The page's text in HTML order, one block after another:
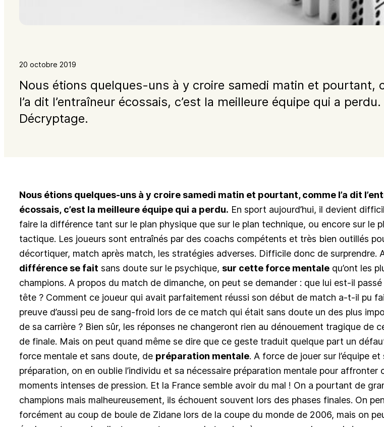
20 octobre 2019
Nous étions quelques-uns à y croire samedi matin et pourtant,
l’a dit l’entraîneur écossais, c’est la meilleure équipe qui a perdu.
Décryptage.
Nous étions quelques-uns à y croire samedi matin et pourtant, comme l’a dit
écossais, c’est la meilleure équipe qui a perdu. En sport aujourd’hui, il devient
faire la différence tant sur le plan physique que sur le plan technique, ou encore sur le
tactique. Les joueurs sont entraînés par des coachs compétents et très bien outillés
décortiquer, match après match, les stratégies adverses. Difficile donc de surprendre.
différence se fait sans doute sur le psychique, sur cette force mentale qu’ont les
champions. A propos du match de dimanche, on peut se demander : que lui est-il passé
tête ? Comment ce joueur qui avait parfaitement réussi son début de match a-t-il pu
preuve d’aussi peu de sang-froid lors de ce match qui était sans doute un des plus
de sa carrière ? Bien sûr, les réponses ne changeront rien au dénouement tragique de
de finale. Mais on peut quand même se dire que ce geste traduit quelque part un
force mentale et sans doute, de préparation mentale. A force de jouer sur l’équipe et
préparation, on en oublie l’individu et sa nécessaire préparation mentale pour affronter
moments intenses de pression. Et la France semble avoir du mal ! On a pourtant de
champions mais malheureusement, ils échouent souvent lors des phases finales. On
forcément au coup de boule de Zidane lors de la coupe du monde de 2006, mais on